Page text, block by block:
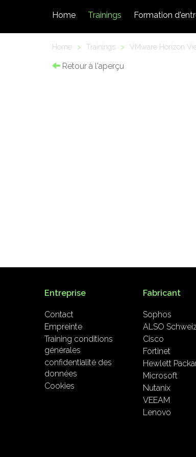
Home Trainings Formation
Home > Trainings > VMware Horizon
Retour à l'aperçu
Entreprise
Contact
Empreinte
Training conditions
générales
confidentialité des
données
Cookies
Fabricant
Sophos
ALSO
Cisco
Fortinet
Hewlett
Microsoft
Nutanix
VEEAM
Lenovo